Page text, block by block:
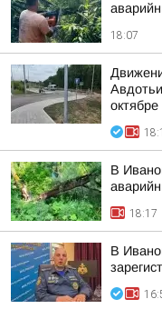
18:07
октябре
В
18:17
В